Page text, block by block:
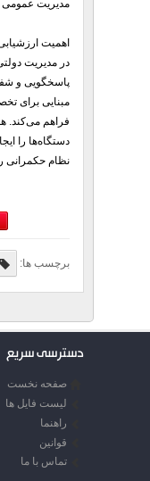
مدیریت
اهمیت
در مدیریت
پاسخگویی و
مبنایی برای
فراهم می‌کند.
دستگاه‌ها را
نظام حکمرانی
برچسب ها:
دسترسی سریع
صفحه نخست
لیست فایل ها
راهنما
قوانین
تماس با ما